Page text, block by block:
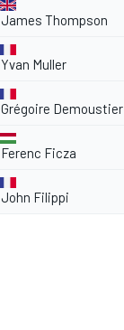
James Thompson
Yvan Muller
Grégoire Demoustier
Ferenc Ficza
John Filippi